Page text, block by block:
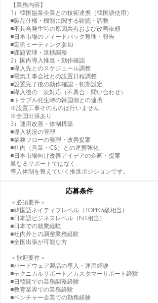
【業務内容】
1）韓国協業企業との技術連携（韓国語使用）
■製品仕様・機能に関する確認・調整
■不具合発生時の原因共有および改善依頼
■日本市場のフィードバック整理・報告
■定例ミーティング参加
■課題管理・進捗調整
2）国内導入推進・動作確認
■導入先とのスケジュール調整
■電気工事会社との設置日程調整
■設置完了後の動作確認・初期設定
■導入後の一次対応（不具合・問い合わせ）
■トラブル発生時の韓国側との連携
※設置工事そのものは行いません
※全国出張あり
3）運用改善・体制構築
■導入状況の管理
■業務フローの整理・改善提案
■社内（営業・CS）との連携強化
■日本市場向け改善アイデアの企画・提案
単なるサポートではなく、
導入体制を整えていく推進ポジションです。
応募条件
＜必須要件＞
■韓国語ネイティブレベル（TOPIK5級相当）
■日本語ビジネスレベル（N1相当）
■日本での就業経験
■社内外との調整業務経験
■全国出張が可能な方
＜歓迎要件＞
■ハードウェア製品の導入・運用経験
■テクニカルサポート／カスタマーサポート経験
■日韓間での業務調整経験
■教育業界での業務経験
■ベンチャー企業での勤務経験